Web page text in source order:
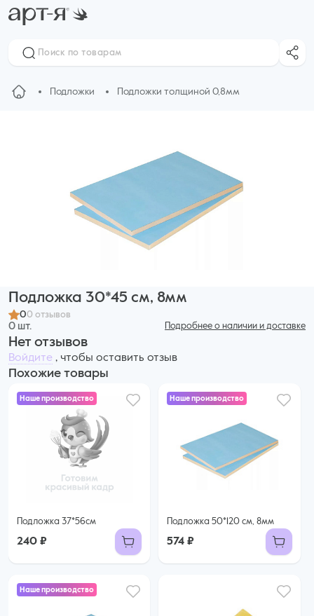
Подложки Подложки толщиной 0,8мм
Подложка 30*45 см, 8мм
00 отзывов
0 шт. Подробнее о наличии и доставке
Нет отзывов
Войдите , чтобы оставить отзыв
Похожие товары
Наше производство
Подложка 37*56см
240 ₽
Наше производство
Подложка 50*120 см, 8мм
574 ₽
Наше производство